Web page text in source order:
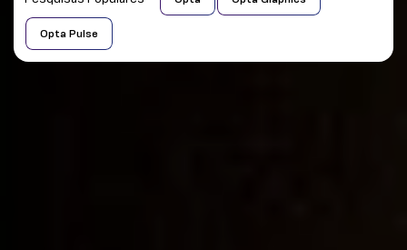
Opta Pulse